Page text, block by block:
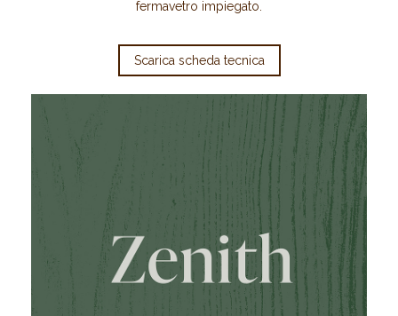
fermavetro impiegato.
Scarica scheda tecnica